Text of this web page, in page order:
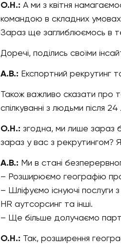
О.Н.: А ми з квітня
командою в складних
Зараз ще заглиблюємось в
Доречі, поділись своїми
А.В.: Експортний рекрутинг
Також важливо сказати про
спілкуванні з людьми після
О.Н.: згодна, ми лише зараз
зараз у вас з рекрутингом?
А.В.: Ми в стані
– Розширюємо географію
– Шліфуємо існуючі послуги
HR аутсорсинг та інші.
– Ще більше долучаємо
О.Н.: Так, розширення